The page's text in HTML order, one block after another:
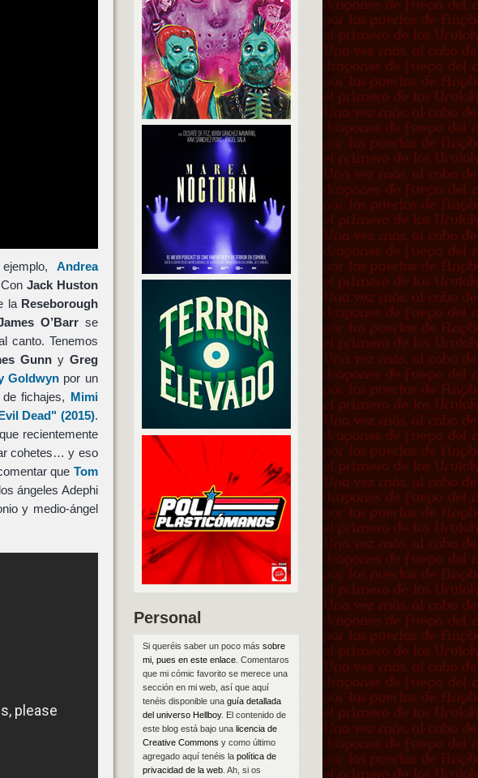
Andrea
Jack Huston
la Reseborough
O’Barrse
canto. Tenemos
Gunny Greg
Goldwyn por un
fichajes, Mimi
Dead" (2015).
recientemente
cohetes… y eso
que Tom
ángeles Adephi
y medio-ángel
Personal
Si queréis saber un poco más sobre
mi, pues en este enlace. Comentaros
que mi cómic favorito se merece una
sección en mi web, así que aquí
tenéis disponible una guía detallada
del universo Hellboy. El contenido de
este blog está bajo una licencia de
Creative Commons y como último
agregado aquí tenéis la política de
privacidad de la web. Ah, si os